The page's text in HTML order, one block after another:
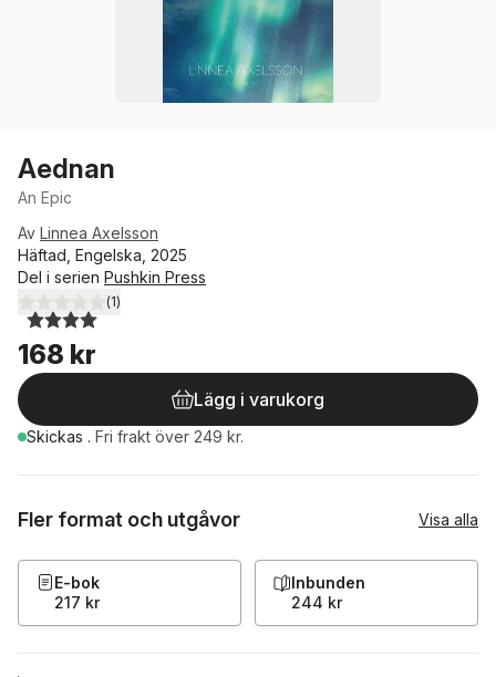
Aednan
An Epic
Av Linnea Axelsson
Häftad, Engelska, 2025
Del i serien Pushkin Press
4,0utav 5 stjärnor. Totalt antal röster:
(1)
168 kr
Lägg i varukorg
Skickas . Fri frakt över 249 kr.
Fler format och utgåvor Visa alla
E-bok
217 kr
Inbunden
244 kr